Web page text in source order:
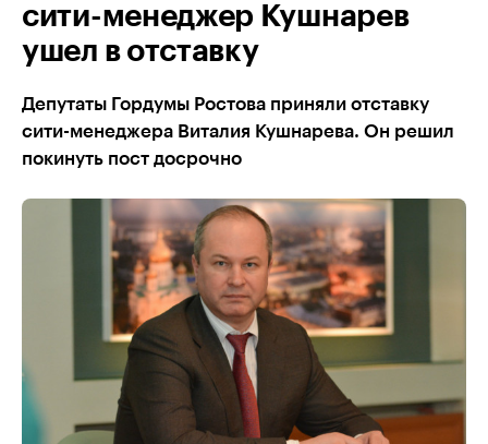
сити-менеджер Кушнарев
ушел в отставку
Депутаты Гордумы Ростова приняли отставку
сити-менеджера Виталия Кушнарева. Он решил
покинуть пост досрочно